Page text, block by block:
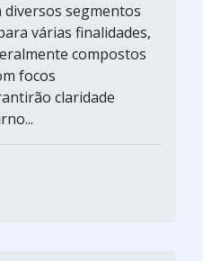
segmentos
várias finalidades,
compostos
focos
claridade